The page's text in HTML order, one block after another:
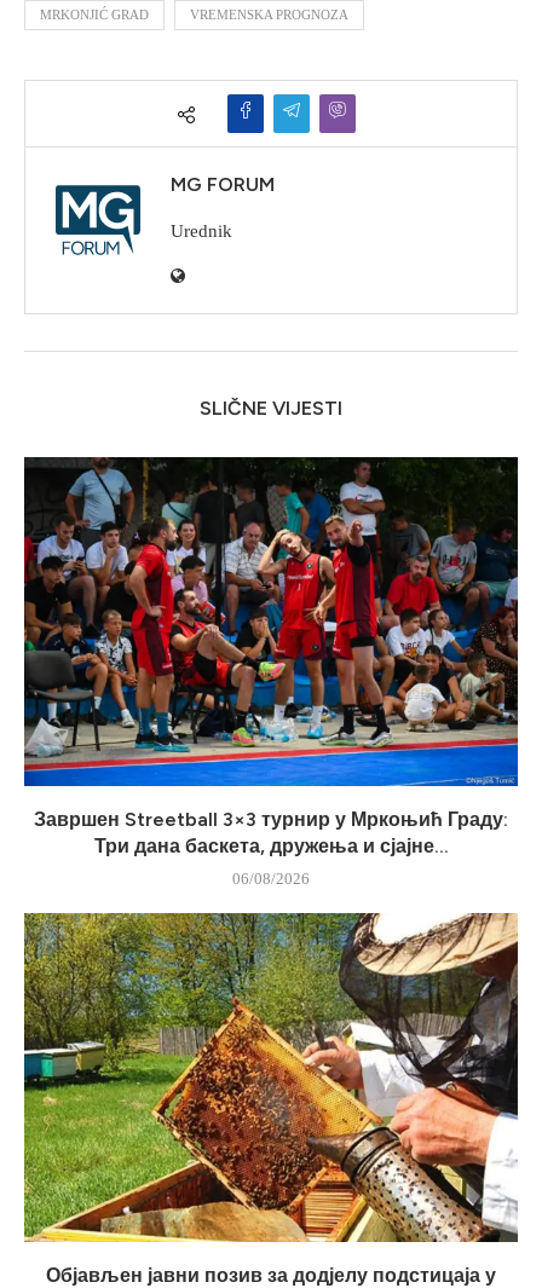
MRKONJIĆ GRAD VREMENSKA PROGNOZA
MG FORUM
Urednik
SLIČNE VIJESTI
Завршен Streetball 3×3 турнир у Мркоњић Граду:
Три дана баскета, дружења и сјајне...
06/08/2026
Објављен јавни позив за додјелу подстицаја у